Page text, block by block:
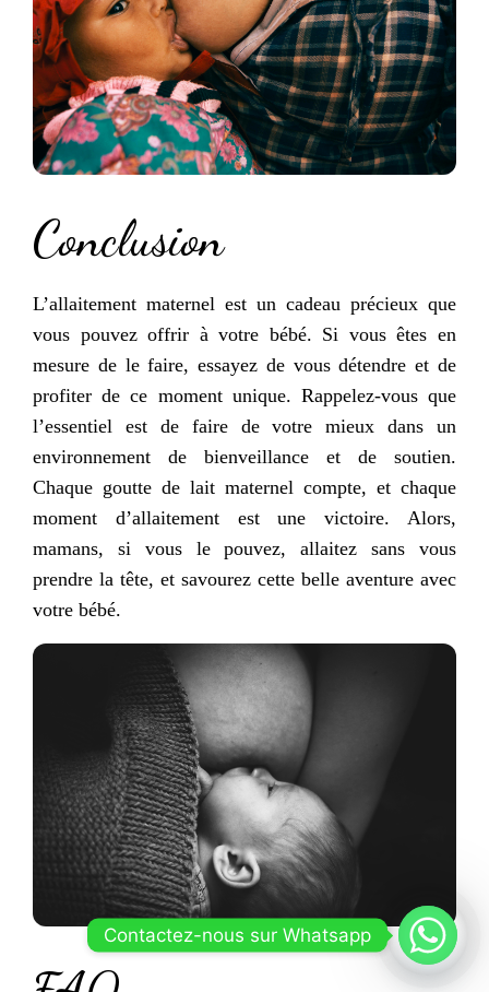
Conclusion
L’allaitement maternel est un cadeau précieux que
vous pouvez offrir à votre bébé. Si vous êtes en
mesure de le faire, essayez de vous détendre et de
profiter de ce moment unique. Rappelez-vous que
l’essentiel est de faire de votre mieux dans un
environnement de bienveillance et de soutien.
Chaque goutte de lait maternel compte, et chaque
moment d’allaitement est une victoire. Alors,
mamans, si vous le pouvez, allaitez sans vous
prendre la tête, et savourez cette belle aventure avec
votre bébé.
Contactez-nous sur Whatsapp